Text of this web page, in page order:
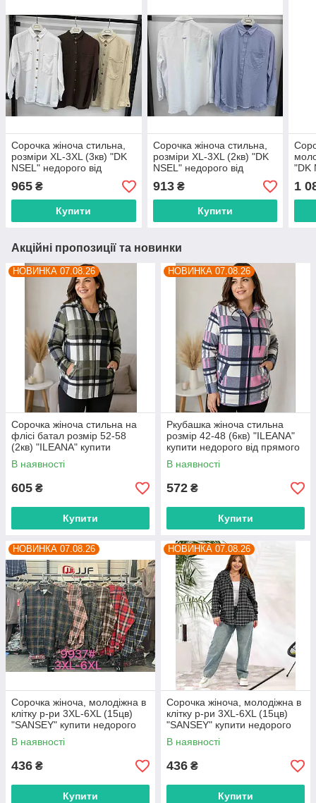
Сорочка жіноча стильна,
розміри XL-3XL (3кв) "DK
NSEL" недорого від
прямого постачальника
965 ₴
Купити
Сорочка жіноча стильна,
розміри XL-3XL (2кв) "DK
NSEL" недорого від
прямого постачальника
913₴
Купити
"DK
1
Акційні пропозиції та новинки
НОВИНКА 07.08.26
Сорочка жіноча стильна на
флісі батал розмір 52-58
(2кв) "ILEANA" купити
недорого від прямого
постачальника
В наявності
605 ₴
Купити
НОВИНКА 07.08.26
Ркубашка жіноча стильна
розмір 42-48 (6кв) "ILEANA"
купити недорого від прямого
постачальника
В наявності
572 ₴
Купити
НОВИНКА 07.08.26
Сорочка жіноча, молодіжна в
клітку р-ри 3XL-6XL (15цв)
"SANSEY" купити недорого
від прямого постачальника
В наявності
436 ₴
Купити
НОВИНКА 07.08.26
Сорочка жіноча, молодіжна в
клітку р-ри 3XL-6XL (15цв)
"SANSEY" купити недорого
від прямого постачальника
В наявності
436 ₴
Купити